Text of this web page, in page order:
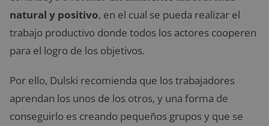
natural y positivo, en el cual se pueda realizar el
trabajo productivo donde todos los actores cooperen
para el logro de los objetivos.
Por ello, Dulski recomienda que los trabajadores
aprendan los unos de los otros, y una forma de
conseguirlo es creando pequeños grupos y que se